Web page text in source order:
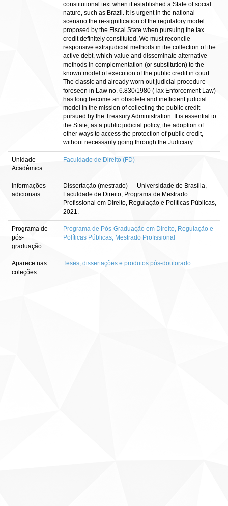
constitutional text when it established a State of social
nature, such as Brazil. It is urgent in the national
scenario the re-signification of the regulatory model
proposed by the Fiscal State when pursuing the tax
credit definitely constituted. We must reconcile
responsive extrajudicial methods in the collection of the
active debt, which value and disseminate alternative
methods in complementation (or substitution) to the
known model of execution of the public credit in court.
The classic and already worn out judicial procedure
foreseen in Law no. 6.830/1980 (Tax Enforcement Law)
has long become an obsolete and inefficient judicial
model in the mission of collecting the public credit
pursued by the Treasury Administration. It is essential to
the State, as a public judicial policy, the adoption of
other ways to access the protection of public credit,
without necessarily going through the Judiciary.
Unidade
Acadêmica:
Faculdade de Direito (FD)
Informações
adicionais:
Dissertação (mestrado) — Universidade de Brasília,
Faculdade de Direito, Programa de Mestrado
Profissional em Direito, Regulação e Políticas Públicas,
2021.
Programa de
pós-
graduação:
Programa de Pós-Graduação em Direito, Regulação e
Políticas Públicas, Mestrado Profissional
Aparece nas
coleções:
Teses, dissertações e produtos pós-doutorado